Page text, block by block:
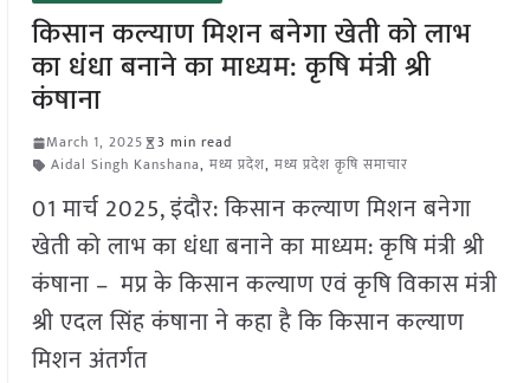
किसान कल्याण मिशन बनेगा खेती को लाभ
का धंधा बनाने का माध्यम: कृषि मंत्री श्री
कंषाना
March 1, 2025
3 min read
Aidal Singh Kanshana, मध्य प्रदेश, मध्य प्रदेश कृषि समाचार
01 मार्च 2025, इंदौर: किसान कल्याण मिशन बनेगा
खेती को लाभ का धंधा बनाने का माध्यम: कृषि मंत्री श्री
कंषाना – मप्र के किसान कल्याण एवं कृषि विकास मंत्री
श्री एदल सिंह कंषाना ने कहा है कि किसान कल्याण
मिशन अंतर्गत